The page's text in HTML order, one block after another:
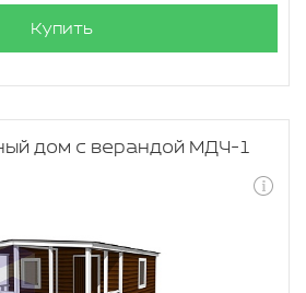
Купить
дом с верандой МДЧ-1